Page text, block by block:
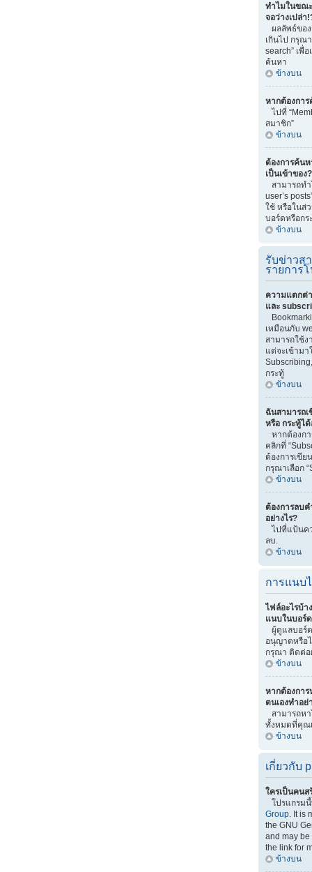
ทำไมในขณ
จอว่างเปล่า
ผลลัพธ์ขอ
เกินไป กรุณ
search” เพื่
ค้นหา
ข้างบน
หากต้องกา
ไปที่
สมาชิก”
ข้างบน
ต้องการค้น
เป็นเข้าของ?
สามารถทำ
user’s
ใช้ หรือในส่
บอร์ดหรือกร
ข้างบน
รับข่าวส
รายการ
ความแตกต่
และ
เหมือนกับ
สามารถใช้
แต่จะเข้าม
กระทู้
ข้างบน
ฉันสามารถ
หรือ กระทู้ได้
หากต้องก
คลิกที่
ต้องการเขีย
กรุณาเลือก
ข้างบน
ต้องการลบ
อย่างไร?
ไปที่แป้นค
ลบ.
ข้างบน
การแนบ
ไฟล์อะไรบ้า
แนบในบอร์
ผู้ดูแลบอร์
อนุญาตหรือ
กรุณา ติดต่อ
ข้างบน
หากต้องการ
ตนเองทำอย่
สามารถหา
ทั้งหมดที่คุณ
ข้างบน
เกี่ยวกับ
ใครเป็นคนส
โปรแกรม
Group . It
the GNU
and may
the link for
ข้างบน